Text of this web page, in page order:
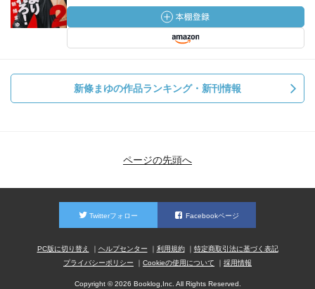
新條まゆの作品ランキング・新刊情報
ページの先頭へ
Twitterフォロー Facebookページ
PC版に切り替え ヘルプセンター 利用規約
特定商取引法に基づく表記
プライバシーポリシー
Cookieの使用について 採用情報
Copyright © 2026 Booklog,Inc. All Rights Reserved.